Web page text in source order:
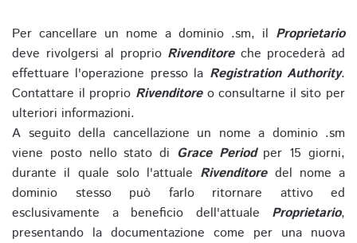
Per cancellare un nome a dominio .sm, il Proprietario
deve rivolgersi al proprio Rivenditoreche procederà ad
effettuare l'operazione presso la Registration Authority.
Contattare il proprio Rivenditoreo consultarne il sito per
ulteriori informazioni.
A seguito della cancellazione un nome a dominio .sm
viene posto nello stato di Grace Periodper 15 giorni,
durante il quale solo l'attuale Rivenditoredel nome a
dominio stesso può farlo ritornare attivo ed
esclusivamente a beneficio dell'attuale Proprietario,
presentando la documentazione come per una nuova